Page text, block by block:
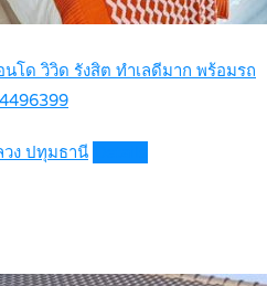
โด วิวิด รังสิต ทำเลดีมาก พร้อมรถ
วง ปทุมธานี